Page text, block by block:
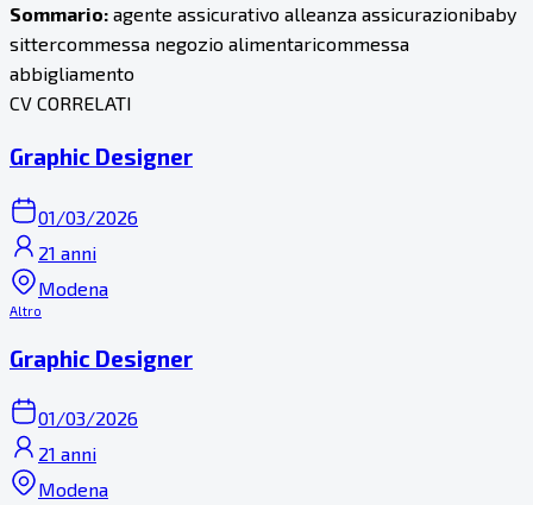
Sommario: agente assicurativo alleanza assicurazionibaby
sittercommessa negozio alimentaricommessa
abbigliamento
CV CORRELATI
Graphic Designer
01/03/2026
21 anni
Modena
Altro
Graphic Designer
01/03/2026
21 anni
Modena